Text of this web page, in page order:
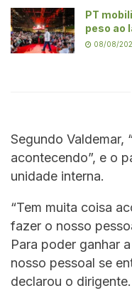
PT
peso ao
08/08/
Segundo Valdemar,
acontecendo”, e o
unidade interna.
“Tem muita coisa
fazer o nosso
Para poder ganhar
nosso pessoal se
declarou o dirigente.